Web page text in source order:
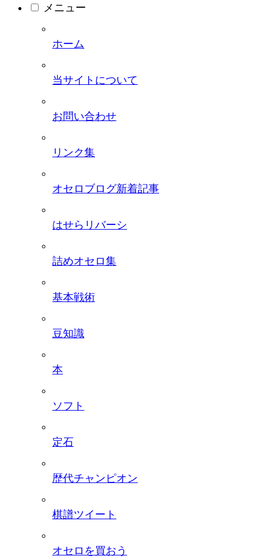
メニュー
ホーム
当サイトについて
お問い合わせ
リンク集
オセロブログ新着記事
はせらリバーシ
詰めオセロ集
基本戦術
豆知識
本
ソフト
定石
歴代チャンピオン
棋譜ツイート
オセロを買おう